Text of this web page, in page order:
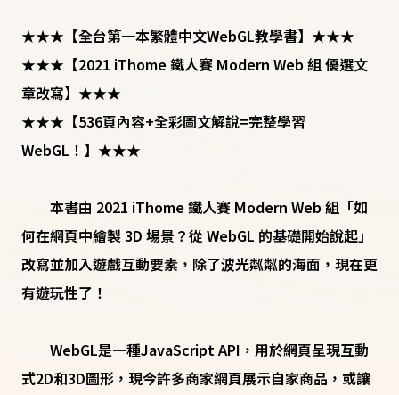
★★★【全台第一本繁體中文WebGL教學書】★★★
★★★【2021 iThome 鐵人賽 Modern Web 組 優選文
章改寫】★★★
★★★【536頁內容+全彩圖文解說=完整學習
WebGL！】★★★
本書由 2021 iThome 鐵人賽 Modern Web 組「如
何在網頁中繪製 3D 場景？從 WebGL 的基礎開始說起」
改寫並加入遊戲互動要素，除了波光粼粼的海面，現在更
有遊玩性了！
WebGL是一種JavaScript API，用於網頁呈現互動
式2D和3D圖形，現今許多商家網頁展示自家商品，或讓